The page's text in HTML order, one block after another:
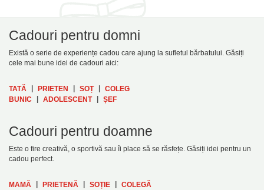
Cadouri pentru domni
Există o serie de experiențe cadou care ajung la sufletul bărbatului. Găsiți
cele mai bune idei de cadouri aici:
TATĂ PRIETEN SOȚ
COLEG
BUNIC
ADOLESCENT ȘEF
Cadouri pentru doamne
Este o fire creativă, o sportivă sau îi place să se răsfețe. Găsiți idei pentru un
cadou perfect.
MAMĂ PRIETENĂ SOȚIE
COLEGĂ